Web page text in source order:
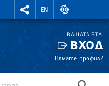
RIGHTMENU.SOCIAL
EN
ВАЛУТНИ
ВАШАТА БТА
ВХОД
Нямате профил?